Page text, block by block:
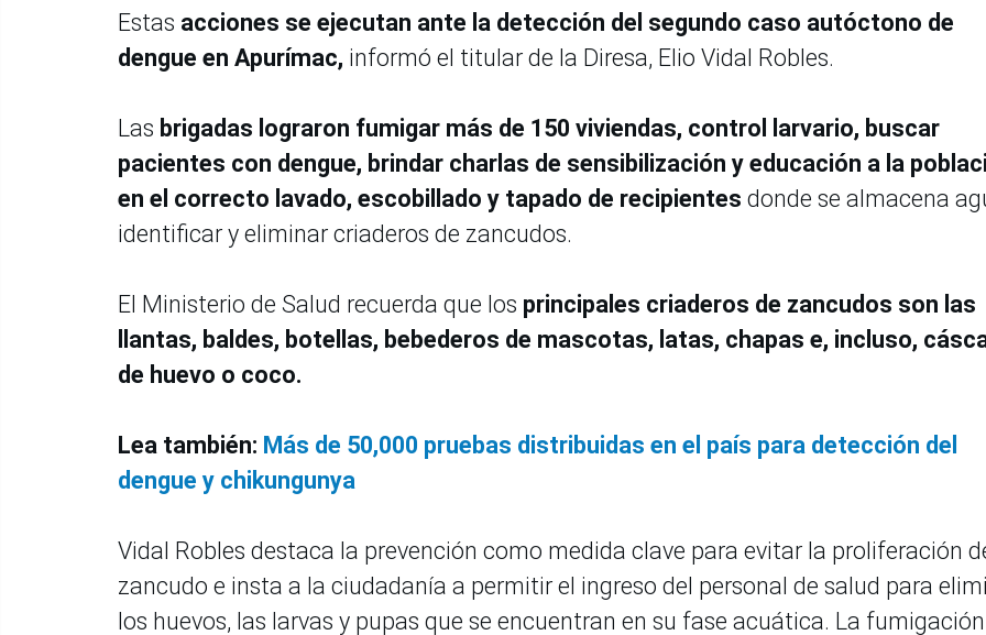
Estas acciones se ejecutan ante la detección del segundo caso autóctono de
dengue en Apurímac, informó el titular de la Diresa, Elio Vidal Robles.
Las brigadas lograron fumigar más de 150 viviendas, control larvario, buscar
pacientes con dengue, brindar charlas de sensibilización y educación a la
en el correcto lavado, escobillado y tapado de recipientes donde se almacena
identificar y eliminar criaderos de zancudos.
El Ministerio de Salud recuerda que los principales criaderos de zancudos son las
llantas, baldes, botellas, bebederos de mascotas, latas, chapas e, incluso,
de huevo o coco.
Lea también: Más de 50,000 pruebas distribuidas en el país para detección del
dengue y chikungunya
Vidal Robles destaca la prevención como medida clave para evitar la proliferación
zancudo e insta a la ciudadanía a permitir el ingreso del personal de salud para
los huevos, las larvas y pupas que se encuentran en su fase acuática. La fumigación